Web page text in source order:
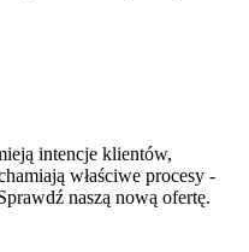
intencje klientów,
właściwe procesy -
naszą nową ofertę.